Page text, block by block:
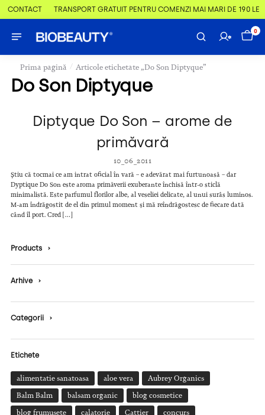
CONTACT TRANSPORT GRATUIT PENTRU COMENZI MAI MARI DE 190 LEI
0
Prima pagină / Articole etichetate „Do Son Diptyque”
Do Son Diptyque
Diptyque Do Son – arome de
primăvară
10_06_2011
Știu că tocmai ce am intrat oficial în vară – e adevărat mai furtunoasă – dar
Dyptique Do Son este aroma primăverii exuberante închisă într-o sticlă
minimalistă. Este parfumul florilor albe, al veseliei delicate, al unui surâs luminos.
M-am îndrăgostit de el din primul moment și mă reîndrăgostesc de fiecare dată
când îl port. Cred […]
Products ›
Arhive ›
Categorii ›
Etichete
alimentatie sanatoasa aloe vera Aubrey Organics
Balm Balm balsam organic blog cosmetice
blog frumusete calatorie Cattier concurs